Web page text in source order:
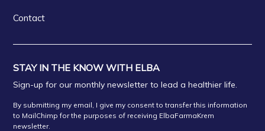
Contact
STAY IN THE KNOW WITH ELBA
Sign-up for our monthly newsletter to lead a healthier life.
By submitting my email, I give my consent to transfer this information
to MailChimp for the purposes of receiving ElbaFarmaKrem
newsletter.